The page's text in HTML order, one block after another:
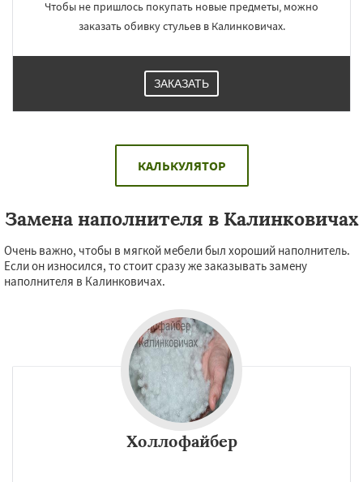
Чтобы не пришлось покупать новые предметы, можно
заказать обивку стульев в Калинковичах.
ЗАКАЗАТЬ
КАЛЬКУЛЯТОР
Замена наполнителя в Калинковичах
Очень важно, чтобы в мягкой мебели был хороший наполнитель.
Если он износился, то стоит сразу же заказывать замену
наполнителя в Калинковичах.
Холлофайбер